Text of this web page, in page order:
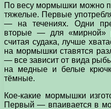
По весу мормышки можно
тяжелые. Первые
— на течениях. Одни
вторые — для
считая судака, лучше
на мормышки ставятся
— все зависит от вида
на медные и белые
тёмные.
Кое-какие мормышки
Первый — впаивается в